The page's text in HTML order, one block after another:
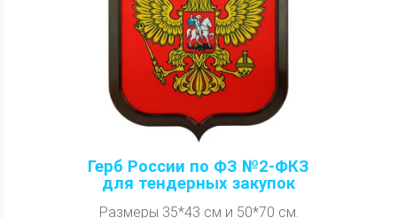
Герб России по ФЗ №2-ФКЗ
для тендерных закупок
Размеры 35*43 см и 50*70 см.